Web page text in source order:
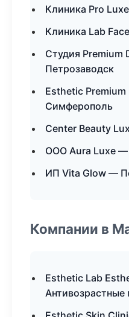
Клиника Pro
Клиника Lab
Студия Premium
Петрозаводск
Esthetic
Симферополь
Center Beauty
ООО Aura Luxe —
ИП Vita Glow —
Компании в
Esthetic Lab